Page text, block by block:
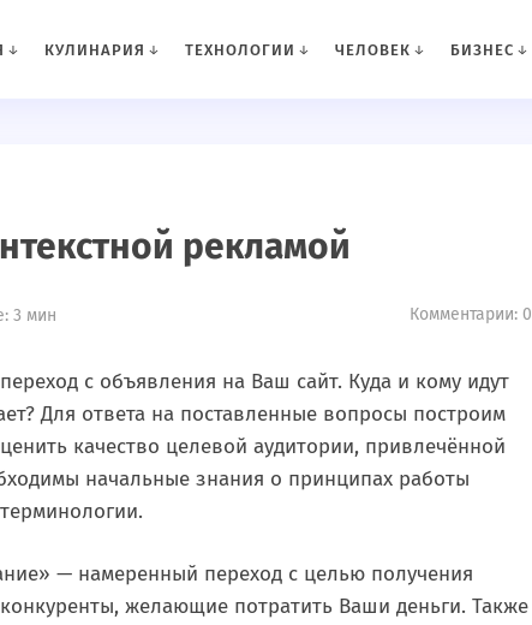
КУЛИНАРИЯ ТЕХНОЛОГИИ ЧЕЛОВЕК БИЗНЕС
рекламой
3 мин Комментарии: 0
с объявления на Ваш сайт. Куда и кому идут
Для ответа на поставленные вопросы построим
качество целевой аудитории, привлечённой
начальные знания о принципах работы
— намеренный переход с целью получения
желающие потратить Ваши деньги. Также